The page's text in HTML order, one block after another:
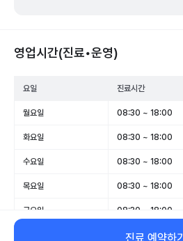
영업시간(진료•운영)
요일 진료시간
월요일 08:30 ~ 18:00
화요일 08:30 ~ 18:00
수요일 08:30 ~ 18:00
목요일 08:30 ~ 18:00
금요일 08:30 ~ 18:00
08:30 ~ 14:00
진료 예약하기